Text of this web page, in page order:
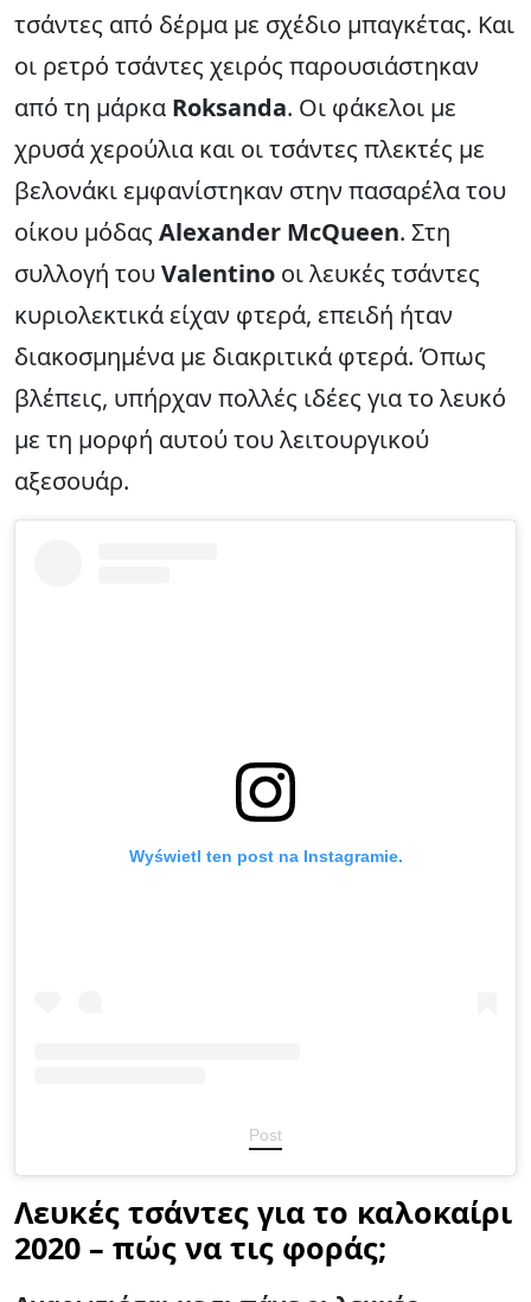
τσάντες από δέρμα με σχέδιο μπαγκέτας. Και
οι ρετρό τσάντες χειρός παρουσιάστηκαν
από τη μάρκα Roksanda. Οι φάκελοι με
χρυσά χερούλια και οι τσάντες πλεκτές με
βελονάκι εμφανίστηκαν στην πασαρέλα του
οίκου μόδας Alexander McQueen. Στη
συλλογή τουValentino οι λευκές τσάντες
κυριολεκτικά είχαν φτερά, επειδή ήταν
διακοσμημένα με διακριτικά φτερά. Όπως
βλέπεις, υπήρχαν πολλές ιδέες για το λευκό
με τη μορφή αυτού του λειτουργικού
αξεσουάρ.
Wyświetl ten post na Instagramie.
Post
Λευκές τσάντες για το καλοκαίρι
2020 – πώς να τις φοράς;